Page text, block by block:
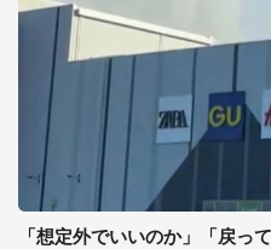
「想定外でいいのか」「戻っ